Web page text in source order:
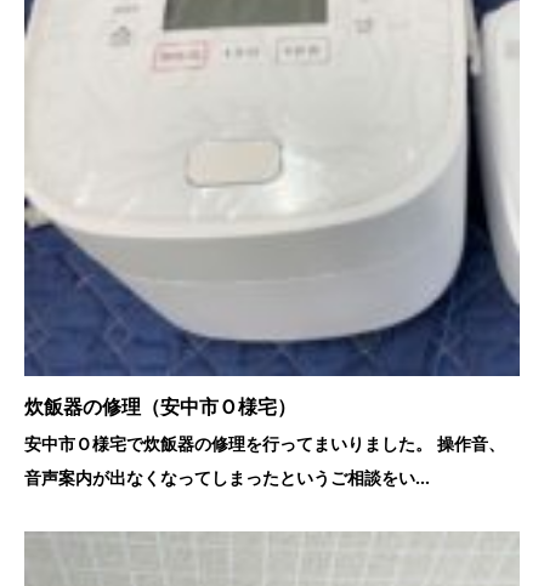
炊飯器の修理（安中市Ｏ様宅）
安中市Ｏ様宅で炊飯器の修理を行ってまいりました。 操作音、
音声案内が出なくなってしまったというご相談をい...